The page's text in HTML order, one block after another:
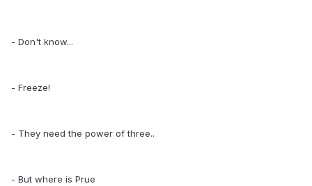
- Don't know...
- Freeze!
- They need the power of three..
- But where is Prue